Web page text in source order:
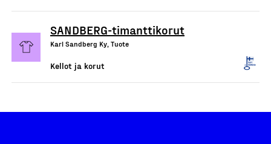
SANDBERG-timanttikorut
Karl Sandberg Ky, Tuote
Kellot ja korut